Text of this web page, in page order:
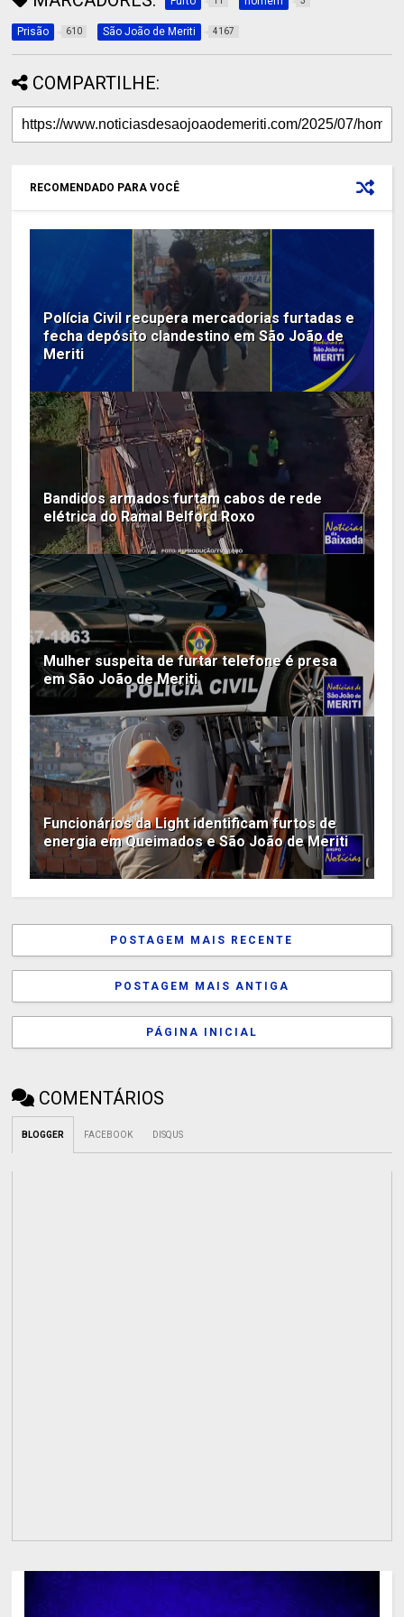
Prisão 610 São João de Meriti 4167
COMPARTILHE:
RECOMENDADO PARA VOCÊ
Polícia Civil recupera mercadorias furtadas e
fecha depósito clandestino em São João de
Meriti
Bandidos armados furtam cabos de rede
elétrica do Ramal Belford Roxo
Mulher suspeita de furtar telefone é presa
em São João de Meriti
Funcionários da Light identificam furtos de
energia em Queimados e São João de Meriti
POSTAGEM MAIS RECENTE
POSTAGEM MAIS ANTIGA
PÁGINA INICIAL
COMENTÁRIOS
BLOGGER FACEBOOK DISQUS